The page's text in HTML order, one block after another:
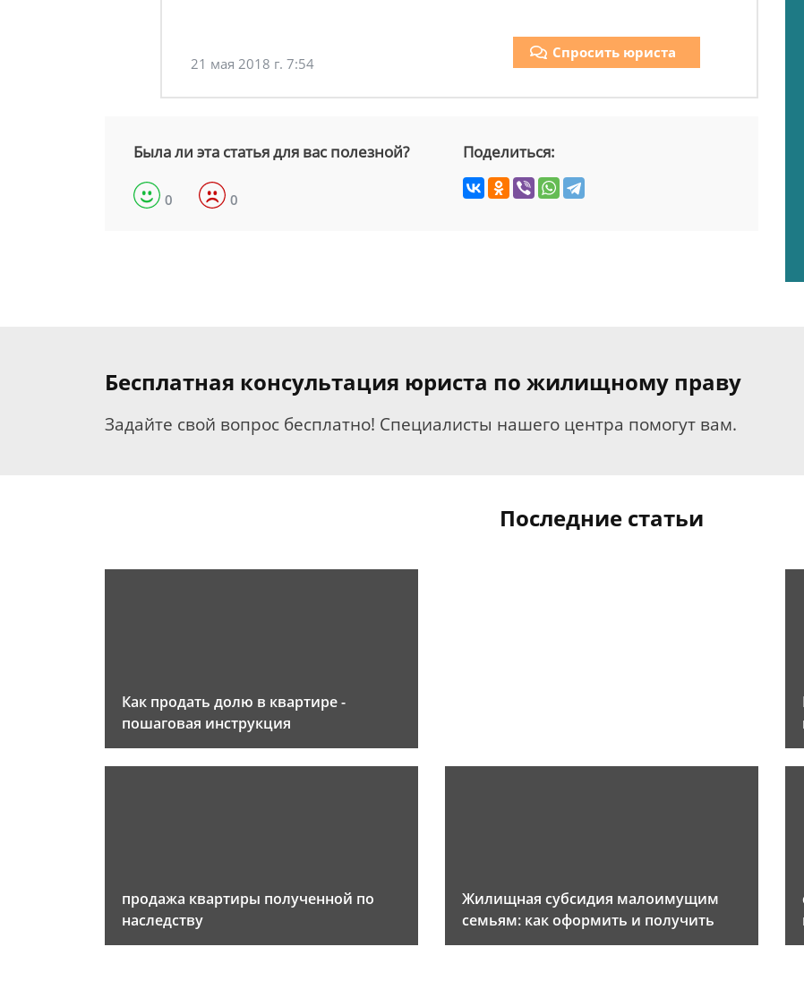
21 мая 2018 г. 7:54
Спросить юриста
Была ли эта статья для вас полезной?
0 0
Поделиться:
Бесплатная консультация юриста по жилищному праву
Задайте свой вопрос бесплатно! Специалисты нашего центра помогут вам.
Последние статьи
Как продать долю в квартире -
пошаговая инструкция
продажа квартиры полученной по
наследству
Жилищная субсидия малоимущим
семьям: как оформить и получить